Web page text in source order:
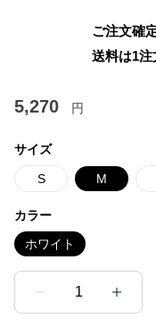
ご注文確
送料は1注
5,270 円
サイズ
S M
カラー
ホワイト
1